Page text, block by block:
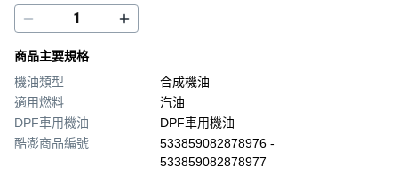
商品主要規格
機油類型
合成機油
適用燃料
汽油
DPF車用機油
DPF車用機油
酷澎商品編號
533859082878976 -
533859082878977